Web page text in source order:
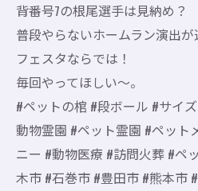
背番号7の根尾選手は見納め？
普段やらないホームラン演出
フェスタならでは！
毎回やってほしい〜。
#ペットの棺 #段ボール #サイ
動物霊園 #ペット霊園 #ペット
ニー #動物医療 #訪問火葬 #ペ
木市 #石巻市 #豊田市 #熊本市